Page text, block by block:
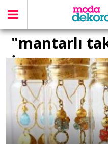
"mantarlı
İlişikli